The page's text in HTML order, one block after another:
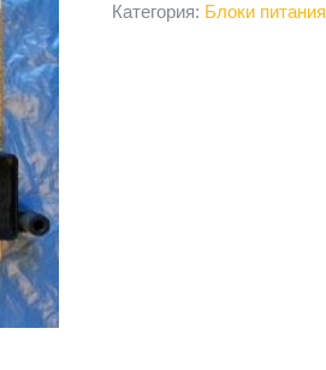
Категория: Блоки питания